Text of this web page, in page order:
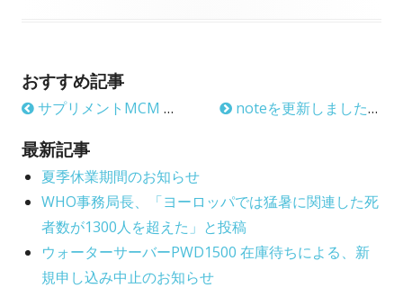
i
s
h
e
d
n
r
i
e
s
おすすめ記事
サプリメントMCM 開発の由来 noteを更新しました！美味しく飲んで、意識せずいつの間にか健康に。カテゴリー・クリエイターへの挑戦 Vol.28
最新記事
夏季休業期間のお知らせ
WHO事務局長、「ヨーロッパでは猛暑に関連した死
者数が1300人を超えた」と投稿
ウォーターサーバーPWD1500 在庫待ちによる、新
規申し込み中止のお知らせ